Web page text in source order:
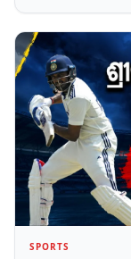
SPORTS